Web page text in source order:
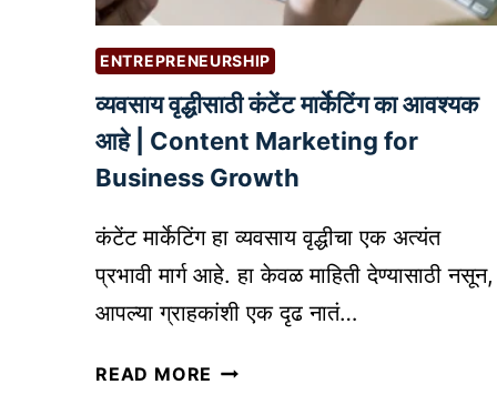
Y
B
A
S
I
S
त्ये
क
व
ENTREPRENEURSHIP
व्यवसाय वृद्धीसाठी कंटेंट मार्केटिंग का आवश्यक
आहे | Content Marketing for
Business Growth
कंटेंट मार्केटिंग हा व्यवसाय वृद्धीचा एक अत्यंत
प्रभावी मार्ग आहे. हा केवळ माहिती देण्यासाठी नसून,
आपल्या ग्राहकांशी एक दृढ नातं…
READ MORE व्य